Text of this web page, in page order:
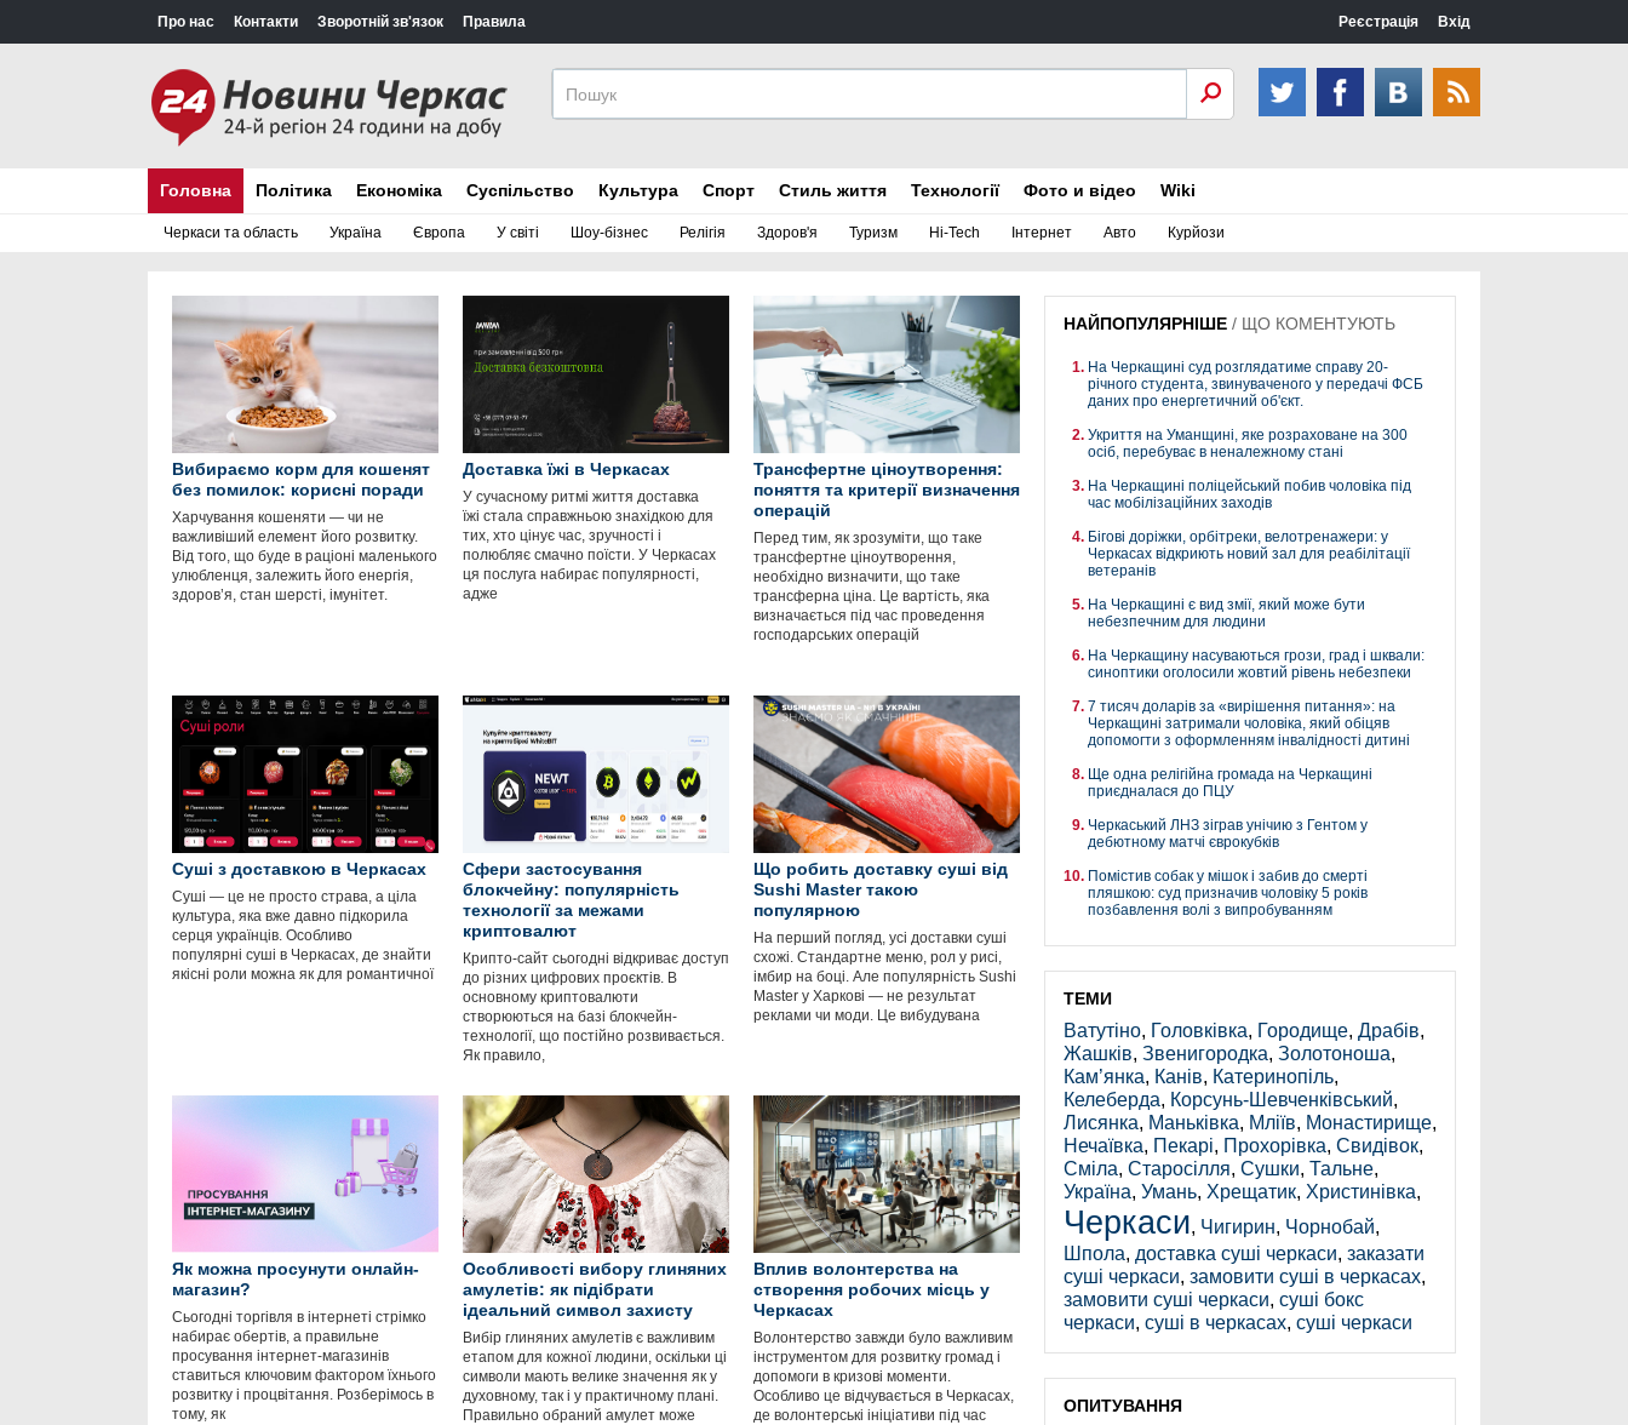
Про нас Контакти Зворотній зв'язок Правила Реєстрація Вхід
Головна
Черкаси та область Україна Європа У світі Шоу-бізнес Релігія Здоров'я Туризм Hi-Tech Інтернет Авто Курйози
Політика Економіка Суспільство Культура Спорт Стиль життя Технології Фото и відео Wiki
Вибираємо корм для кошенят
без помилок: корисні поради
Харчування кошеняти — чи не
важливіший елемент його розвитку.
Від того, що буде в раціоні маленького
улюбленця, залежить його енергія,
здоров’я, стан шерсті, імунітет.
Доставка їжі в Черкасах
У сучасному ритмі життя доставка
їжі стала справжньою знахідкою для
тих, хто цінує час, зручності і
полюбляє смачно поїсти. У Черкасах
ця послуга набирає популярності,
адже
Трансфертне ціноутворення:
поняття та критерії визначення
операцій
Перед тим, як зрозуміти, що таке
трансфертне ціноутворення,
необхідно визначити, що таке
трансферна ціна. Це вартість, яка
визначається під час проведення
господарських операцій
Суші з доставкою в Черкасах
Суші — це не просто страва, а ціла
культура, яка вже давно підкорила
серця українців. Особливо
популярні суші в Черкасах, де знайти
якісні роли можна як для романтичної
Сфери застосування
блокчейну: популярність
технології за межами
криптовалют
Крипто-сайт сьогодні відкриває доступ
до різних цифрових проєктів. В
основному криптовалюти
створюються на базі блокчейн-
технології, що постійно розвивається.
Як правило,
Що робить доставку суші від
Sushi Master такою
популярною
На перший погляд, усі доставки суші
схожі. Стандартне меню, рол у рисі,
імбир на боці. Але популярність Sushi
Master у Харкові — не результат
реклами чи моди. Це вибудувана
Як можна просунути онлайн-
магазин?
Сьогодні торгівля в інтернеті стрімко
набирає обертів, а правильне
просування інтернет-магазинів
ставиться ключовим фактором їхнього
розвитку і процвітання. Розберімось в
тому, як
Особливості вибору глиняних
амулетів: як підібрати
ідеальний символ захисту
Вибір глиняних амулетів є важливим
етапом для кожної людини, оскільки ці
символи мають велике значення як у
духовному, так і у практичному плані.
Правильно обраний амулет може
Вплив волонтерства на
створення робочих місць у
Черкасах
Волонтерство завжди було важливим
інструментом для розвитку громад і
допомоги в кризові моменти.
Особливо це відчувається в Черкасах,
де волонтерські ініціативи під час
НАЙПОПУЛЯРНІШЕ / ЩО КОМЕНТУЮТЬ
На Черкащині суд розглядатиме справу 20-
річного студента, звинуваченого у передачі ФСБ
даних про енергетичний об'єкт.
Укриття на Уманщині, яке розраховане на 300
осіб, перебуває в неналежному стані
На Черкащині поліцейський побив чоловіка під
час мобілізаційних заходів
Бігові доріжки, орбітреки, велотренажери: у
Черкасах відкриють новий зал для реабілітації
ветеранів
На Черкащині є вид змії, який може бути
небезпечним для людини
На Черкащину насуваються грози, град і шквали:
синоптики оголосили жовтий рівень небезпеки
7 тисяч доларів за «вирішення питання»: на
Черкащині затримали чоловіка, який обіцяв
допомогти з оформленням інвалідності дитині
Ще одна релігійна громада на Черкащині
приєдналася до ПЦУ
Черкаський ЛНЗ зіграв унічию з Гентом у
дебютному матчі єврокубків
Помістив собак у мішок і забив до смерті
пляшкою: суд призначив чоловіку 5 років
позбавлення волі з випробуванням
ТЕМИ
Ватутіно, Головківка, Городище, Драбів,
Жашків, Звенигородка, Золотоноша,
Кам’янка, Канів, Катеринопіль,
Келеберда, Корсунь-Шевченківський,
Лисянка, Маньківка, Мліїв, Монастирище,
Нечаївка, Пекарі, Прохорівка, Свидівок,
Сміла, Старосілля, Сушки, Тальне,
Україна, Умань, Хрещатик, Христинівка,
Черкаси, Чигирин, Чорнобай,
Шпола, доставка суші черкаси, заказати
суші черкаси, замовити суші в черкасах,
замовити суші черкаси, суші бокс
черкаси, суші в черкасах, суші черкаси
ОПИТУВАННЯ